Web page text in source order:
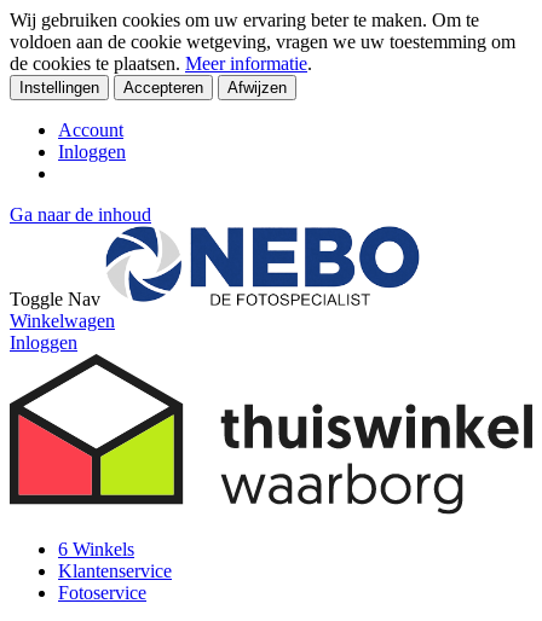
Wij gebruiken cookies om uw ervaring beter te maken. Om te
voldoen aan de cookie wetgeving, vragen we uw toestemming om
de cookies te plaatsen. Meer informatie.
Instellingen Accepteren Afwijzen
Account
Inloggen
Ga naar de inhoud
Toggle Nav
Winkelwagen
Inloggen
6 Winkels
Klantenservice
Fotoservice